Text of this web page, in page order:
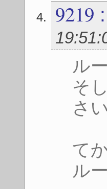
9219 :
ル
そ
さい
て
ル